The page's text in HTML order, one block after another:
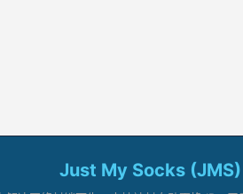
Just My Socks (JMS)